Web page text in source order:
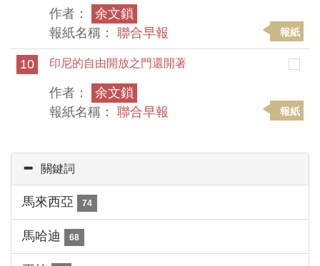
作者：
余文鎖
報紙名稱： 聯合早報 報紙
10 印尼的自由開放之門還開著
作者：
余文鎖
報紙名稱： 聯合早報 報紙
關鍵詞
馬來西亞 74
馬哈迪 68